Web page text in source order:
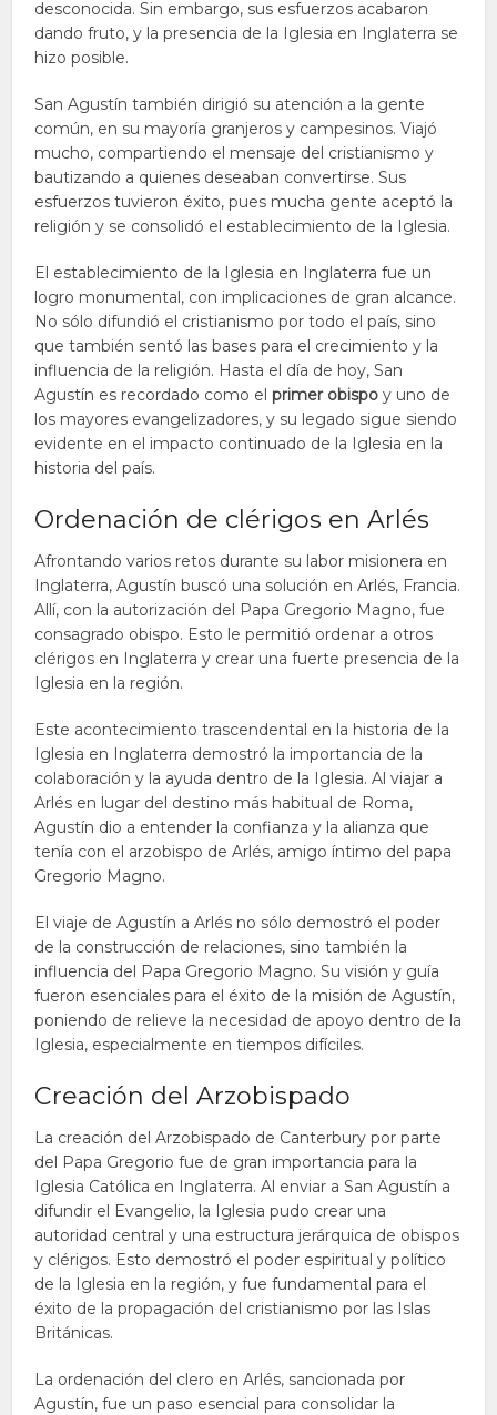
desconocida. Sin embargo, sus esfuerzos acabaron
dando fruto, y la presencia de la Iglesia en Inglaterra se
hizo posible.
San Agustín también dirigió su atención a la gente
común, en su mayoría granjeros y campesinos. Viajó
mucho, compartiendo el mensaje del cristianismo y
bautizando a quienes deseaban convertirse. Sus
esfuerzos tuvieron éxito, pues mucha gente aceptó la
religión y se consolidó el establecimiento de la Iglesia.
El establecimiento de la Iglesia en Inglaterra fue un
logro monumental, con implicaciones de gran alcance.
No sólo difundió el cristianismo por todo el país, sino
que también sentó las bases para el crecimiento y la
influencia de la religión. Hasta el día de hoy, San
Agustín es recordado como elprimer obispo y uno de
los mayores evangelizadores, y su legado sigue siendo
evidente en el impacto continuado de la Iglesia en la
historia del país.
Ordenación de clérigos en Arlés
Afrontando varios retos durante su labor misionera en
Inglaterra, Agustín buscó una solución en Arlés, Francia.
Allí, con la autorización del Papa Gregorio Magno, fue
consagrado obispo. Esto le permitió ordenar a otros
clérigos en Inglaterra y crear una fuerte presencia de la
Iglesia en la región.
Este acontecimiento trascendental en la historia de la
Iglesia en Inglaterra demostró la importancia de la
colaboración y la ayuda dentro de la Iglesia. Al viajar a
Arlés en lugar del destino más habitual de Roma,
Agustín dio a entender la confianza y la alianza que
tenía con el arzobispo de Arlés, amigo íntimo del papa
Gregorio Magno.
El viaje de Agustín a Arlés no sólo demostró el poder
de la construcción de relaciones, sino también la
influencia del Papa Gregorio Magno. Su visión y guía
fueron esenciales para el éxito de la misión de Agustín,
poniendo de relieve la necesidad de apoyo dentro de la
Iglesia, especialmente en tiempos difíciles.
Creación del Arzobispado
La creación del Arzobispado de Canterbury por parte
del Papa Gregorio fue de gran importancia para la
Iglesia Católica en Inglaterra. Al enviar a San Agustín a
difundir el Evangelio, la Iglesia pudo crear una
autoridad central y una estructura jerárquica de obispos
y clérigos. Esto demostró el poder espiritual y político
de la Iglesia en la región, y fue fundamental para el
éxito de la propagación del cristianismo por las Islas
Británicas.
La ordenación del clero en Arlés, sancionada por
Agustín, fue un paso esencial para consolidar la